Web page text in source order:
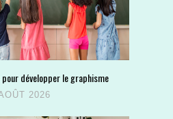
développer le graphisme
2026